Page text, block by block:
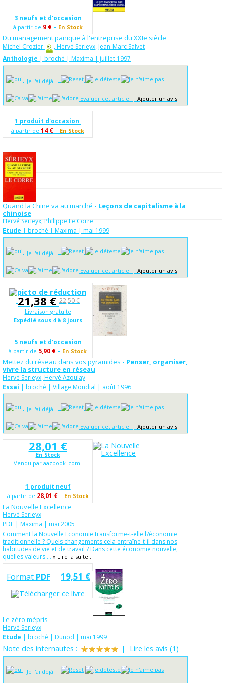
3 neufs et d'occasion
à partir de 9 € - En Stock
Du management panique à l'entreprise du XXIe siècle
Michel Crozier
, Hervé Serieyx, Jean-Marc Salvet
Anthologie | broché | Maxima | juillet 1997
Je l'ai déjà
Evaluer cet article | Ajouter un avis
1 produit d'occasion
à partir de 14 € - En Stock
Quand la Chine va au marché - Leçons de capitalisme à la
chinoise
Hervé Serieyx, Philippe Le Corre
Etude | broché | Maxima | mai 1999
Je l'ai déjà
Evaluer cet article | Ajouter un avis
21,38 € 22,50 €
Livraison gratuite
Expédié sous 4 à 8 jours
5 neufs et d'occasion
à partir de 5,90 € - En Stock
Mettez du réseau dans vos pyramides - Penser, organiser,
vivre la structure en réseau
Hervé Serieyx, Hervé Azoulay
Essai | broché | Village Mondial | août 1996
Je l'ai déjà
Evaluer cet article | Ajouter un avis
28,01 €
En Stock
Vendu par aazbook_com
1 produit neuf
à partir de 28,01 € - En Stock
La Nouvelle Excellence
Hervé Serieyx
PDF | Maxima | mai 2005
Comment la Nouvelle Economie transforme-t-elle l?économie
traditionnelle ? Quels changements cela entraîne-t-il dans nos
habitudes de vie et de travail ? Dans cette économie nouvelle,
quelles valeurs ... » Lire la suite...
Format PDF 19,51 €
Le zéro mépris
Hervé Serieyx
Etude | broché | Dunod | mai 1999
Note des internautes : | Lire les avis (1)
Je l'ai déjà